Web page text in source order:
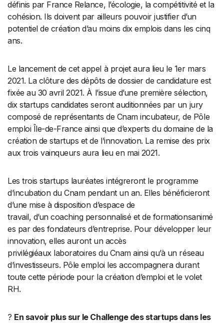
définis par France Relance, l’écologie, la compétitivité et la
cohésion. Ils doivent par ailleurs pouvoir justifier d’un
potentiel de création d’au moins dix emplois dans les cinq
ans.
Le lancement de cet appel à projet aura lieu le 1er mars
2021. La clôture des dépôts de dossier de candidature est
fixée au 30 avril 2021. À l’issue d’une première sélection,
dix startups candidates seront auditionnées par un jury
composé de représentants de Cnam incubateur, de Pôle
emploi Île-de-France ainsi que d’experts du domaine de la
création de startups et de l’innovation. La remise des prix
aux trois vainqueurs aura lieu en mai 2021.
Les trois startups lauréates intégreront le programme
d’incubation du Cnam pendant un an. Elles bénéficieront
d’une mise à disposition d’espace de
travail, d’un coaching personnalisé et de formationsanimé
es par des fondateurs d’entreprise. Pour développer leur
innovation, elles auront un accès
privilégiéaux laboratoires du Cnam ainsi qu’à un réseau
d’investisseurs. Pôle emploi les accompagnera durant
toute cette période pour la création d’emploi et le volet
RH.
? En savoir plus sur le Challenge des startups dans les